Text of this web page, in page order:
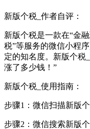
新版个税_作者自评：
新版个税是一款在“金
税”等服务的微信小程
定的知名度。新版个税
涨了多少钱！”
新版个税_使用指南：
步骤1：微信扫描新版
步骤2：微信搜索新版